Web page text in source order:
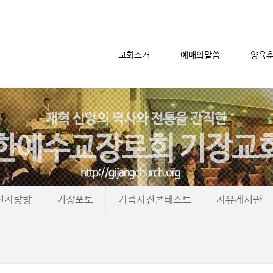
교회소개 예배와말씀 양육
메뉴 건너뛰기
자랑방 기장포토 가족사진콘테스트 자유게시판